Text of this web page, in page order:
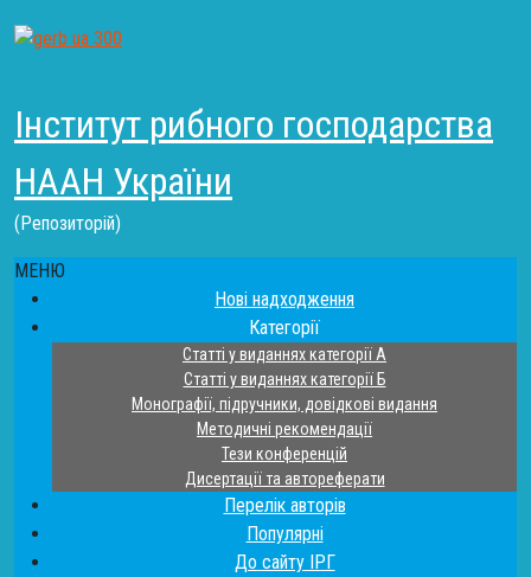
Інститут рибного господарства
НААН України
(Репозиторій)
МЕНЮ
Нові надходження
Категорії
Статті у виданнях категорії А
Статті у виданнях категорії Б
Монографії, підручники, довідкові видання
Методичні рекомендації
Тези конференцій
Дисертації та автореферати
Перелік авторів
Популярні
До сайту ІРГ